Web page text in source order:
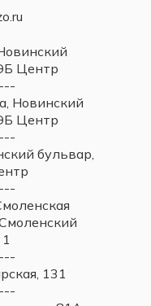
Центр
Новинский
Центр
бульвар,
131